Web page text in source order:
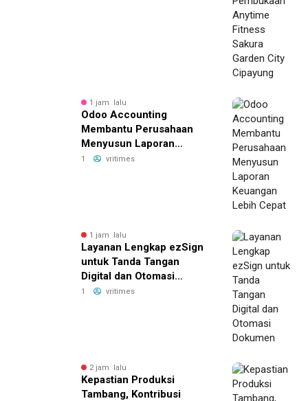
1 jam lalu
Odoo Accounting
Membantu Perusahaan
Menyusun Laporan
Keuangan Lebih Cepat
1 vritimes
1 jam lalu
Layanan Lengkap ezSign
untuk Tanda Tangan
Digital dan Otomasi
Dokumen
1 vritimes
2 jam lalu
Kepastian Produksi
Tambang, Kontribusi